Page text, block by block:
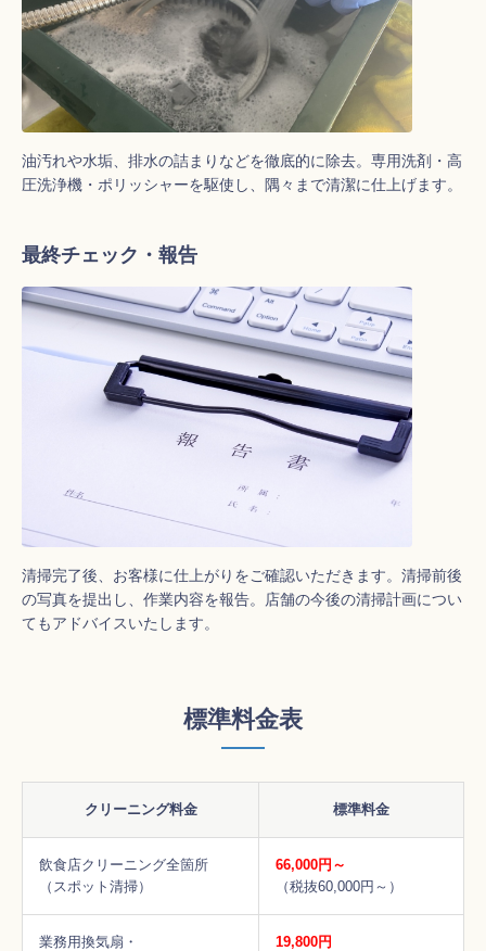
油汚れや水垢、排水の詰まりなどを徹底的に除去。専用洗剤・高
圧洗浄機・ポリッシャーを駆使し、隅々まで清潔に仕上げます。
最終チェック・報告
清掃完了後、お客様に仕上がりをご確認いただきます。清掃前後
の写真を提出し、作業内容を報告。店舗の今後の清掃計画につい
てもアドバイスいたします。
標準料金表
クリーニング料金 標準料金
飲食店クリーニング全箇所
（スポット清掃）
66,000円～
（税抜60,000円～）
業務用換気扇・
19,800円